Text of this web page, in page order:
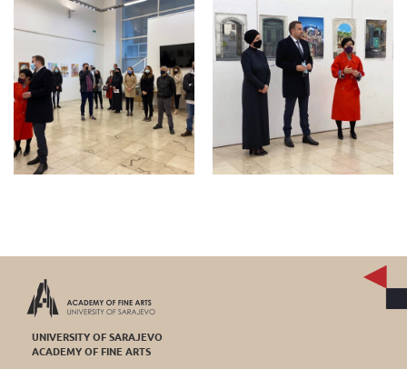
UNIVERSITY OF SARAJEVO
ACADEMY OF FINE ARTS